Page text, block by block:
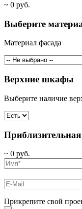
~ 0 руб.
Выберите
Материал фасада
Верхние шкафы
Выберите наличие
~ 0 руб.
Прикрепите свой